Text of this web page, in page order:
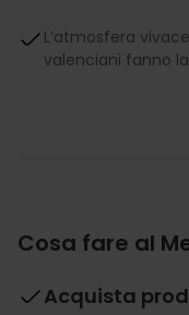
L’atmosfera
valenciani fanno
Cosa fare al
Acquista